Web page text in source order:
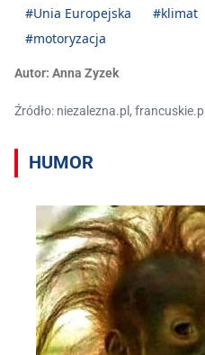
#Unia Europejska
#klimat
#motoryzacja
Autor: Anna Zyzek
Źródło: niezalezna.pl, francuskie.pl
HUMOR